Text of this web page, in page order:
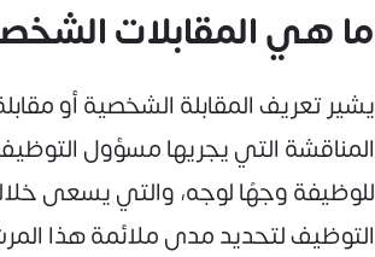
ما هي المقابلات
يشير تعريف المقابلة الشخصية أو
المناقشة التي يجريها مسؤول
للوظيفة وجهًا لوجه، والتي يسعى
التوظيف لتحديد مدى ملائمة هذا